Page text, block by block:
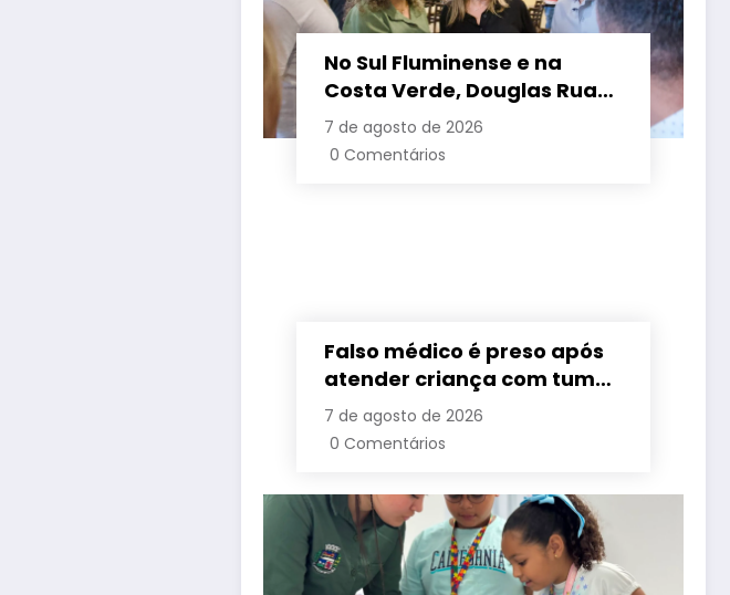
No Sul Fluminense e na
Costa Verde, Douglas Ruas
apresenta propostas de
requalificação urbana
7 de agosto de 2026
0 Comentários
Falso médico é preso após
atender criança com tumor
cerebral na Baixada
Fluminense
7 de agosto de 2026
0 Comentários